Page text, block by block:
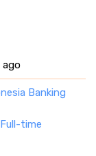
ago
Banking
Full-time